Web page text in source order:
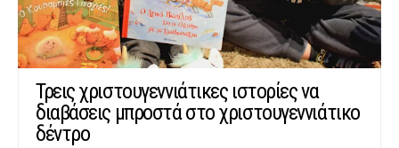
Τρεις χριστουγεννιάτικες ιστορίες να
διαβάσεις μπροστά στο χριστουγεννιάτικο
δέντρο